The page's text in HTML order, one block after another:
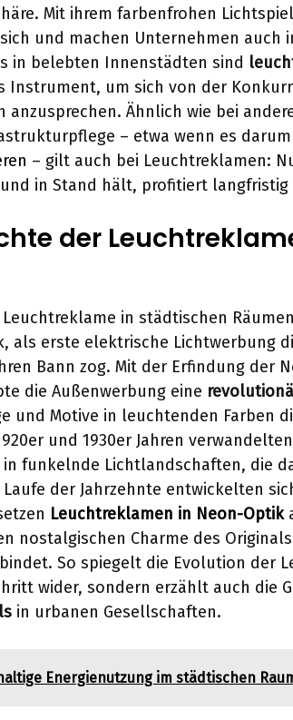
Mit ihrem farbenfrohen
und machen Unternehmen auch
in belebten Innenstädten sind
Instrument, um sich von der
anzusprechen. Ähnlich wie bei
– etwa wenn es
– gilt auch bei Leuchtreklamen:
in Stand hält, profitiert langfristig
der
Leuchtreklame in städtischen
als erste elektrische Lichtwerbung
Bann zog. Mit der Erfindung der
die Außenwerbung eine
und Motive in leuchtenden Farben
und 1930er Jahren
funkelnde Lichtlandschaften, die
der Jahrzehnte entwickelten
Leuchtreklamen in Neon-Optik
nostalgischen Charme des
So spiegelt die Evolution der
wider, sondern erzählt auch die
in urbanen Gesellschaften.
Energienutzung im städtischen